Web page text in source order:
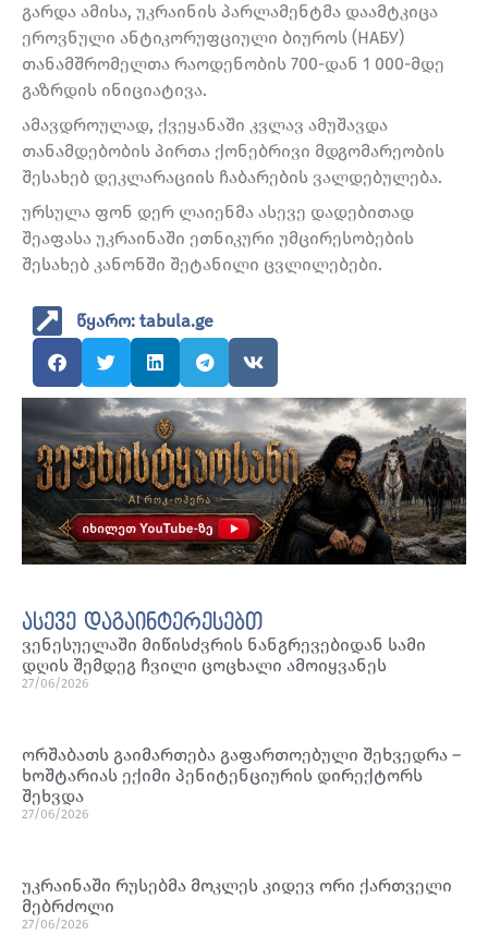
გარდა ამისა, უკრაინის პარლამენტმა დაამტკიცა
ეროვნული ანტიკორუფციული ბიუროს (НАБУ)
თანამშრომელთა რაოდენობის 700-დან 1 000-მდე
გაზრდის ინიციატივა.
ამავდროულად, ქვეყანაში კვლავ ამუშავდა
თანამდებობის პირთა ქონებრივი მდგომარეობის
შესახებ დეკლარაციის ჩაბარების ვალდებულება.
ურსულა ფონ დერ ლაიენმა ასევე დადებითად
შეაფასა უკრაინაში ეთნიკური უმცირესობების
შესახებ კანონში შეტანილი ცვლილებები.
წყარო: tabula.ge
ასევე დაგაინტერესებთ
ვენესუელაში მიწისძვრის ნანგრევებიდან სამი
დღის შემდეგ ჩვილი ცოცხალი ამოიყვანეს
27/06/2026
ორშაბათს გაიმართება გაფართოებული შეხვედრა –
ხოშტარიას ექიმი პენიტენციურის დირექტორს
შეხვდა
27/06/2026
უკრაინაში რუსებმა მოკლეს კიდევ ორი ქართველი
მებრძოლი
27/06/2026